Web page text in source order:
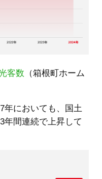
客数 （箱根町ホーム
年においても、国土
年間連続で上昇して